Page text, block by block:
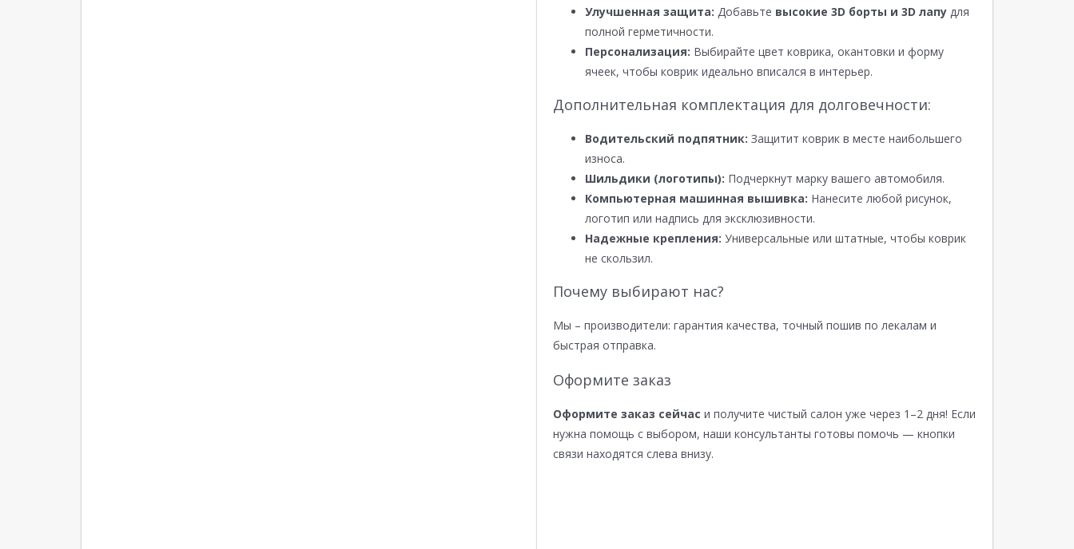
Улучшенная защита: Добавьте высокие 3D борты и 3D лапу для
полной герметичности.
Персонализация: Выбирайте цвет коврика, окантовки и форму
ячеек, чтобы коврик идеально вписался в интерьер.
Дополнительная комплектация для долговечности:
Водительский подпятник: Защитит коврик в месте наибольшего
износа.
Шильдики (логотипы): Подчеркнут марку вашего автомобиля.
Компьютерная машинная вышивка: Нанесите любой рисунок,
логотип или надпись для эксклюзивности.
Надежные крепления: Универсальные или штатные, чтобы коврик
не скользил.
Почему выбирают нас?
Мы – производители: гарантия качества, точный пошив по лекалам и
быстрая отправка.
Оформите заказ
Оформите заказ сейчас и получите чистый салон уже через 1–2 дня! Если
нужна помощь с выбором, наши консультанты готовы помочь — кнопки
связи находятся слева внизу.